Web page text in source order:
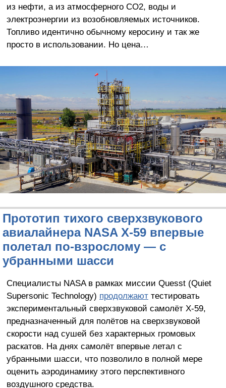
из нефти, а из атмосферного CO2, воды и
электроэнергии из возобновляемых источников.
Топливо идентично обычному керосину и так же
просто в использовании. Но цена…
Прототип тихого сверхзвукового
авиалайнера NASA X-59 впервые
полетал по-взрослому — с
убранными шасси
Специалисты NASA в рамках миссии Quesst (Quiet
Supersonic Technology) продолжаюттестировать
экспериментальный сверхзвуковой самолёт X-59,
предназначенный для полётов на сверхзвуковой
скорости над сушей без характерных громовых
раскатов. На днях самолёт впервые летал с
убранными шасси, что позволило в полной мере
оценить аэродинамику этого перспективного
воздушного средства.